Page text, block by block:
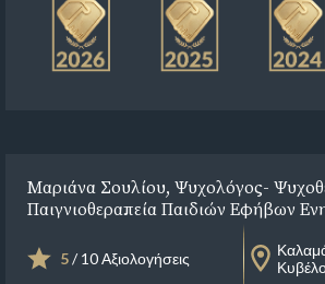
Μαριάνα Σουλίου, Ψυχολόγος-
Παιγνιοθεραπεία Παιδιών Εφήβων
5/ 10 Αξιολογήσεις